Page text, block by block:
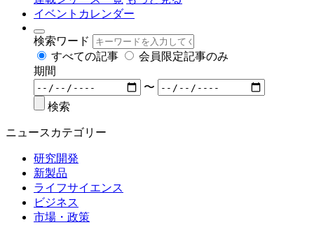
イベントカレンダー
検索ワード
すべての記事
会員限定記事のみ
期間
〜
検索
ニュースカテゴリー
研究開発
新製品
ライフサイエンス
ビジネス
市場・政策